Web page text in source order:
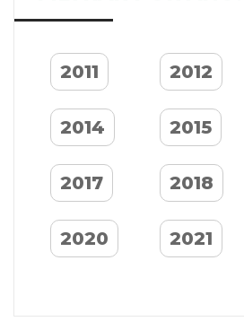
2011 2012
2014 2015
2017 2018
2020 2021